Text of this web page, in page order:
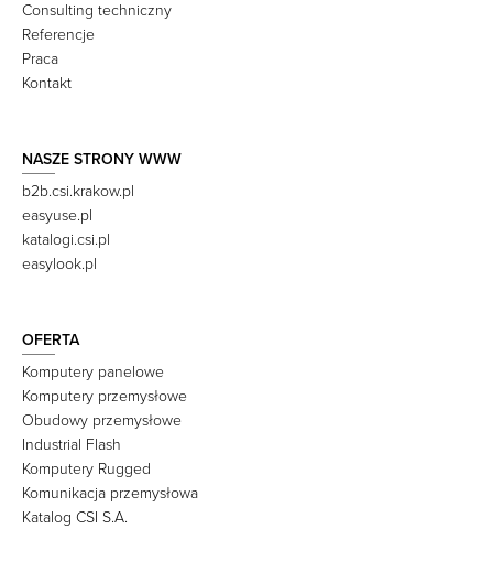
Consulting techniczny
Referencje
Praca
Kontakt
NASZE STRONY WWW
b2b.csi.krakow.pl
easyuse.pl
katalogi.csi.pl
easylook.pl
OFERTA
Komputery panelowe
Komputery przemysłowe
Obudowy przemysłowe
Industrial Flash
Komputery Rugged
Komunikacja przemysłowa
Katalog CSI S.A.